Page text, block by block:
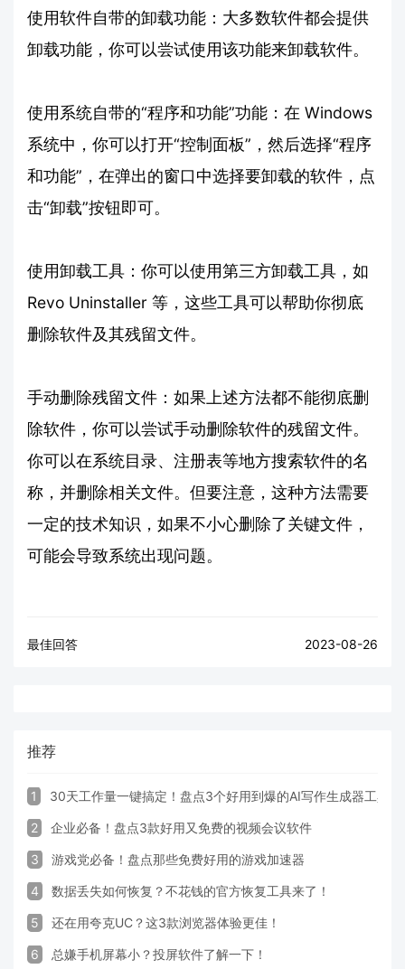
使用软件自带的卸载功能：大多数软件都会提供
卸载功能，你可以尝试使用该功能来卸载软件。
使用系统自带的“程序和功能”功能：在 Windows
系统中，你可以打开“控制面板”，然后选择“程序
和功能”，在弹出的窗口中选择要卸载的软件，点
击“卸载”按钮即可。
使用卸载工具：你可以使用第三方卸载工具，如
Revo Uninstaller 等，这些工具可以帮助你彻底
删除软件及其残留文件。
手动删除残留文件：如果上述方法都不能彻底删
除软件，你可以尝试手动删除软件的残留文件。
你可以在系统目录、注册表等地方搜索软件的名
称，并删除相关文件。但要注意，这种方法需要
一定的技术知识，如果不小心删除了关键文件，
可能会导致系统出现问题。
最佳回答 2023-08-26
推荐
1 30天工作量一键搞定！盘点3个好用到爆的AI写作生成器工具
2 企业必备！盘点3款好用又免费的视频会议软件
3 游戏党必备！盘点那些免费好用的游戏加速器
4 数据丢失如何恢复？不花钱的官方恢复工具来了！
5 还在用夸克UC？这3款浏览器体验更佳！
6 总嫌手机屏幕小？投屏软件了解一下！